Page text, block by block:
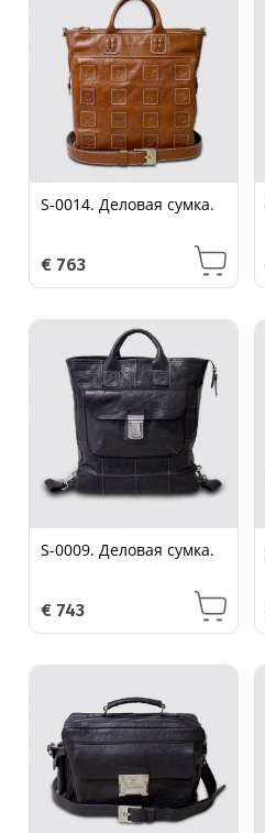
S-0014. Деловая сумка.
€ 763
S-0009. Деловая сумка.
€ 743